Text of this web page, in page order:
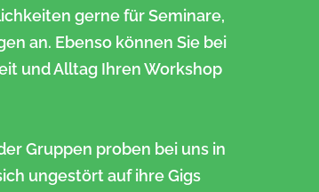
gerne für Seminare,
an. Ebenso können Sie bei
und Alltag Ihren Workshop
Gruppen proben bei uns in
ungestört auf ihre Gigs